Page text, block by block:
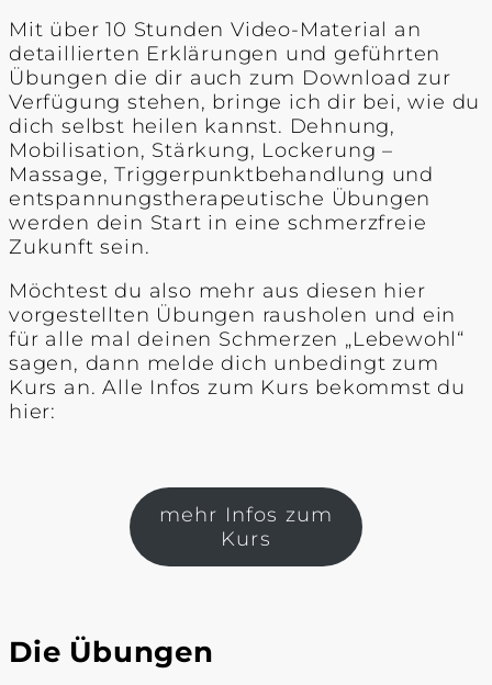
Mit über 10 Stunden Video-Material an
detaillierten Erklärungen und geführten
Übungen die dir auch zum Download zur
Verfügung stehen, bringe ich dir bei, wie du
dich selbst heilen kannst. Dehnung,
Mobilisation, Stärkung, Lockerung –
Massage, Triggerpunktbehandlung und
entspannungstherapeutische Übungen
werden dein Start in eine schmerzfreie
Zukunft sein.
Möchtest du also mehr aus diesen hier
vorgestellten Übungen rausholen und ein
für alle mal deinen Schmerzen „Lebewohl“
sagen, dann melde dich unbedingt zum
Kurs an. Alle Infos zum Kurs bekommst du
hier:
mehr Infos zum
Kurs
Die Übungen